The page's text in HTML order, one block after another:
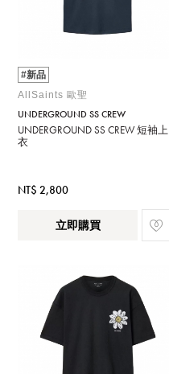
#新品
AllSaints 歐聖
UNDERGROUND SS CREW
UNDERGROUND SS CREW 短袖上
衣
NT$ 2,800
立即購買